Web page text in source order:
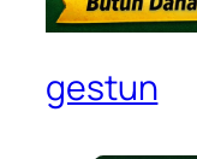
gestun